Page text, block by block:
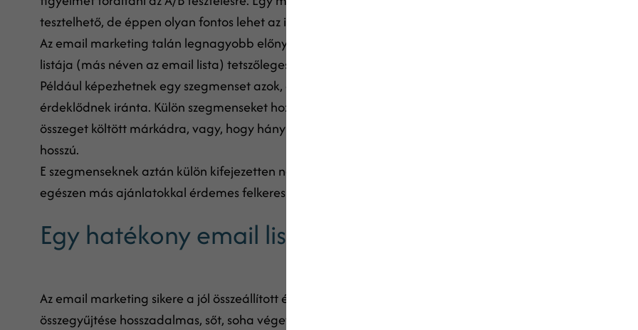
tesztelhető, de éppen olyan fontos lehet az is, hogy mikor kerül kiküldésre egy üzenet.
Az email marketing talán legnagyobb előnye (költséghatékony jellege mellett), hogy a feliratkozók
listája (más néven az email lista) tetszőleges szempontok szerint különböző szegmensekre osztható.
Például képezhetnek egy szegmenset azok, akik már vásároltak márkádtól, és azok, akik még csak
érdeklődnek iránta. Külön szegmenseket hozhatsz létre az alapján is, hogy egy vásárló eddig mekkora
összeget költött márkádra, vagy, hogy hányszor vásárolt eddig tőled. A lehetőségek listája igen
hosszú.
E szegmenseknek aztán külön kifejezetten nekik szóló emaileket küldhetsz, hiszen egy korábbi vásárlót
egészen más ajánlatokkal érdemes felkeresni, mint valakit, aki még nem számít céged ügyfelének.
Egy hatékony email lista összeállítása
Az email marketing sikere a jól összeállított és logikusan szegmentált email listán múlik. Egy ilyen lista
összegyűjtése hosszadalmas, sőt, soha véget nem érő folyamat, hiszen mindig lesznek olyan